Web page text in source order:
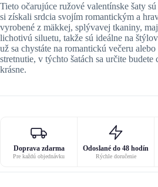
Tieto očarujúce ružové valentínske šaty
si získali srdcia svojím romantickým a
vyrobené z mäkkej, splývavej tkaniny,
lichotivú siluetu, takže sú ideálne na
už sa chystáte na romantickú večeru alebo
stretnutie, v týchto šatách sa určite
krásne.
Doprava zdarma
Pre každú objednávku
Odoslané do 48 hodín
Rýchle doručenie